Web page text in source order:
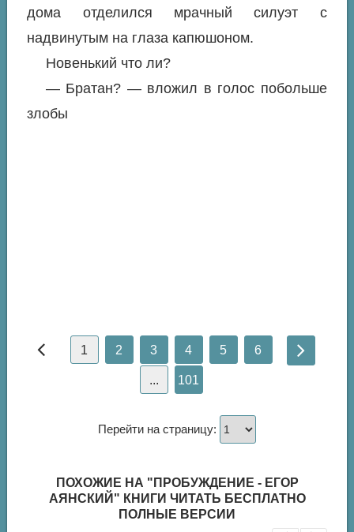
дома отделился мрачный силуэт с
надвинутым на глаза капюшоном.
Новенький что ли?
— Братан? — вложил в голос побольше
злобы
1 2 3 4 5 6
... 101
Перейти на страницу:
ПОХОЖИЕ НА "ПРОБУЖДЕНИЕ - ЕГОР
АЯНСКИЙ" КНИГИ ЧИТАТЬ БЕСПЛАТНО
ПОЛНЫЕ ВЕРСИИ